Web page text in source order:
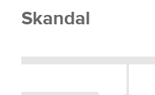
Skandal